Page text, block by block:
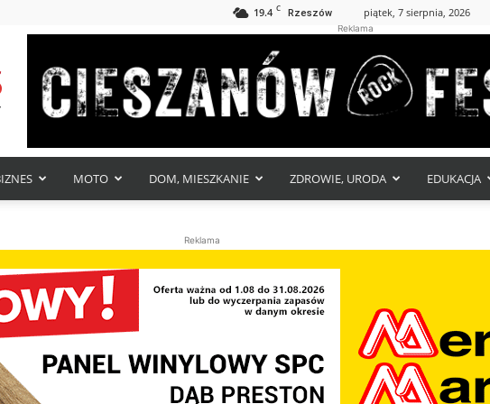
19.4 C Rzeszów piątek, 7 sierpnia, 2026
Reklama
MOTO DOM, MIESZKANIE ZDROWIE, URODA EDUKACJA
Reklama